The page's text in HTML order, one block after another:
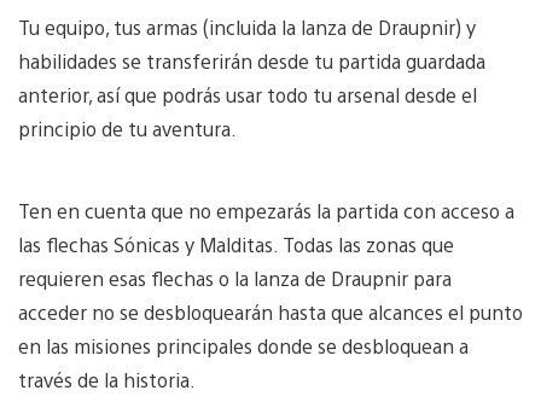
Tu equipo, tus armas (incluida la lanza de Draupnir) y
habilidades se transferirán desde tu partida guardada
anterior, así que podrás usar todo tu arsenal desde el
principio de tu aventura.
Ten en cuenta que no empezarás la partida con acceso a
las flechas Sónicas y Malditas. Todas las zonas que
requieren esas flechas o la lanza de Draupnir para
acceder no se desbloquearán hasta que alcances el punto
en las misiones principales donde se desbloquean a
través de la historia.